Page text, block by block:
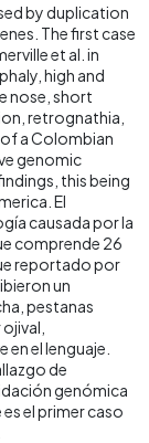
by duplication
The first case
et al. in
high and
nose, short
retrognathia,
of a Colombian
genomic
this being
El
causada por la
comprende 26
reportado por
un
pestanas
el lenguaje.
de
genómica
el primer caso